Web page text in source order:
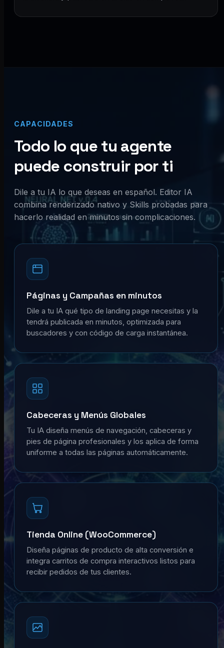
CAPACIDADES
Todo lo que tu agente
puede construir por ti
Dile a tu IA lo que deseas en español. Editor IA
combina renderizado nativo y Skills probadas para
hacerlo realidad en minutos sin complicaciones.
Páginas y Campañas en minutos
Dile a tu IA qué tipo de landing page necesitas y la
tendrá publicada en minutos, optimizada para
buscadores y con código de carga instantánea.
Cabeceras y Menús Globales
Tu IA diseña menús de navegación, cabeceras y
pies de página profesionales y los aplica de forma
uniforme a todas las páginas automáticamente.
Tienda Online (WooCommerce)
Diseña páginas de producto de alta conversión e
integra carritos de compra interactivos listos para
recibir pedidos de tus clientes.